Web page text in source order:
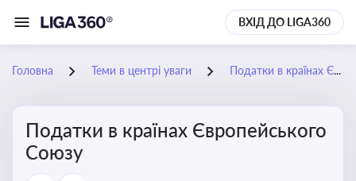
ВХІД ДО LIGA360
Головна Теми в центрі уваги Податки в країнах Європейського Союзу
Податки в країнах Європейського
Союзу